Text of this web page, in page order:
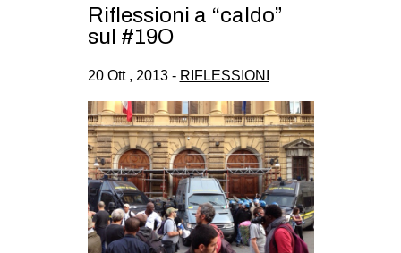
Riflessioni a “caldo”
sul #19O
20 Ott , 2013 - RIFLESSIONI